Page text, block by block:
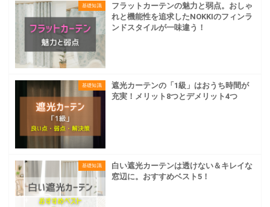
基礎知識
フラットカーテンの魅力と弱点。おしゃ
れと機能性を追求したNOKKIのフィンラ
ンドスタイルが一味違う！
基礎知識
遮光カーテンの「1級」はおうち時間が
充実！メリット8つとデメリット4つ
基礎知識
白い遮光カーテンは透けない＆キレイな
窓辺に。おすすめベスト5！